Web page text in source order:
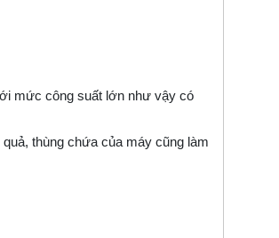
mức công suất lớn như vậy có
thùng chứa của máy cũng làm